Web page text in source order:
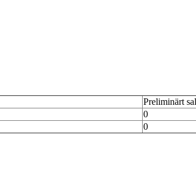
Preliminärt
0
0